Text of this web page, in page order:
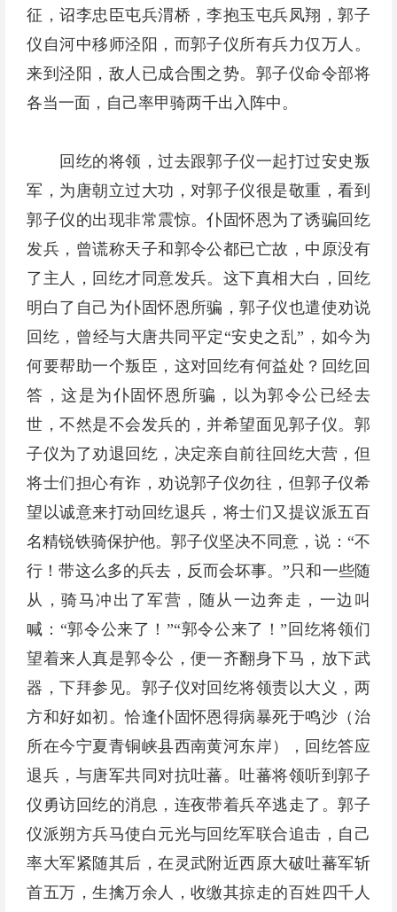
征，诏李忠臣屯兵渭桥，李抱玉屯兵凤翔，郭子
仪自河中移师泾阳，而郭子仪所有兵力仅万人。
来到泾阳，敌人已成合围之势。郭子仪命令部将
各当一面，自己率甲骑两千出入阵中。
回纥的将领，过去跟郭子仪一起打过安史叛
军，为唐朝立过大功，对郭子仪很是敬重，看到
郭子仪的出现非常震惊。仆固怀恩为了诱骗回纥
发兵，曾谎称天子和郭令公都已亡故，中原没有
了主人，回纥才同意发兵。这下真相大白，回纥
明白了自己为仆固怀恩所骗，郭子仪也遣使劝说
回纥，曾经与大唐共同平定“安史之乱”，如今为
何要帮助一个叛臣，这对回纥有何益处？回纥回
答，这是为仆固怀恩所骗，以为郭令公已经去
世，不然是不会发兵的，并希望面见郭子仪。郭
子仪为了劝退回纥，决定亲自前往回纥大营，但
将士们担心有诈，劝说郭子仪勿往，但郭子仪希
望以诚意来打动回纥退兵，将士们又提议派五百
名精锐铁骑保护他。郭子仪坚决不同意，说：“不
行！带这么多的兵去，反而会坏事。”只和一些随
从，骑马冲出了军营，随从一边奔走，一边叫
喊：“郭令公来了！”“郭令公来了！”回纥将领们
望着来人真是郭令公，便一齐翻身下马，放下武
器，下拜参见。郭子仪对回纥将领责以大义，两
方和好如初。恰逢仆固怀恩得病暴死于鸣沙（治
所在今宁夏青铜峡县西南黄河东岸），回纥答应
退兵，与唐军共同对抗吐蕃。吐蕃将领听到郭子
仪勇访回纥的消息，连夜带着兵卒逃走了。郭子
仪派朔方兵马使白元光与回纥军联合追击，自己
率大军紧随其后，在灵武附近西原大破吐蕃军斩
首五万，生擒万余人，收缴其掠走的百姓四千人